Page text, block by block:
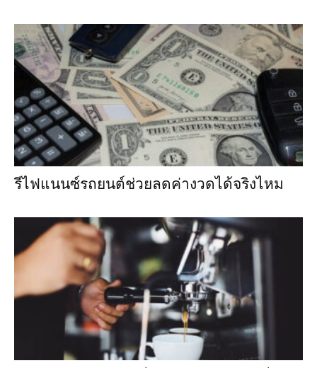
รีไฟแนนซ์รถยนต์ช่วยลดค่างวดได้จริงไหม